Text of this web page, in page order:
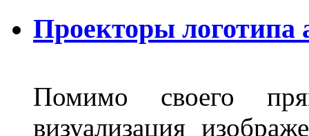
Проекторы логотипа
Помимо своего
визуализация